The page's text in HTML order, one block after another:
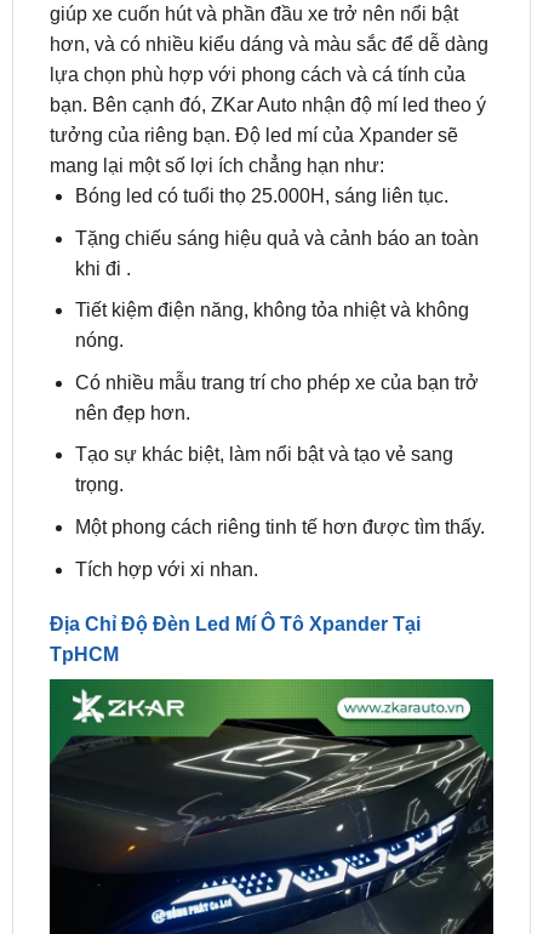
lựa chọn phù hợp với phong cách và cá tính của
bạn. Bên cạnh đó, ZKar Auto nhận độ mí led theo ý
tưởng của riêng bạn. Độ led mí của Xpander sẽ
mang lại một số lợi ích chẳng hạn như:
Bóng led có tuổi thọ 25.000H, sáng liên tục.
Tặng chiếu sáng hiệu quả và cảnh báo an toàn
khi đi .
Tiết kiệm điện năng, không tỏa nhiệt và không
nóng.
Có nhiều mẫu trang trí cho phép xe của bạn trở
nên đẹp hơn.
Tạo sự khác biệt, làm nổi bật và tạo vẻ sang
trọng.
Một phong cách riêng tinh tế hơn được tìm thấy.
Địa Chỉ Độ Đèn Led Mí Ô Tô Xpander Tại